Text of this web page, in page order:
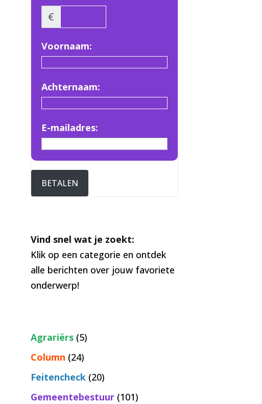
€
Voornaam:
Achternaam:
E-mailadres:
BETALEN
Vind snel wat je zoekt:
Klik op een categorie en ontdek
alle berichten over jouw favoriete
onderwerp!
Agrariërs(5)
Column (24)
Feitencheck(20)
Gemeentebestuur(101)